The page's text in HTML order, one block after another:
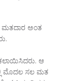
ಮತದಾರ ಅಂತ
ಆ
ಮೊದಲ ಸಲ ಮತ